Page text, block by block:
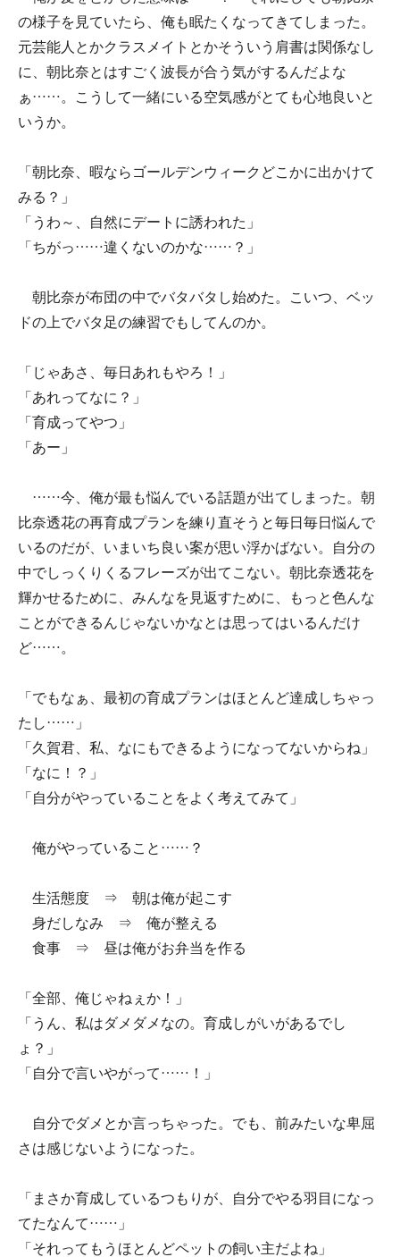
の様子を見ていたら、俺も眠たくなってきてしまった。
元芸能人とかクラスメイトとかそういう肩書は関係なし
に、朝比奈とはすごく波長が合う気がするんだよな
ぁ……。こうして一緒にいる空気感がとても心地良いと
いうか。
「朝比奈、暇ならゴールデンウィークどこかに出かけて
みる？」
「うわ～、自然にデートに誘われた」
「ちがっ……違くないのかな……？」
朝比奈が布団の中でバタバタし始めた。こいつ、ベッ
ドの上でバタ足の練習でもしてんのか。
「じゃあさ、毎日あれもやろ！」
「あれってなに？」
「育成ってやつ」
「あー」
……今、俺が最も悩んでいる話題が出てしまった。朝
比奈透花の再育成プランを練り直そうと毎日毎日悩んで
いるのだが、いまいち良い案が思い浮かばない。自分の
中でしっくりくるフレーズが出てこない。朝比奈透花を
輝かせるために、みんなを見返すために、もっと色んな
ことができるんじゃないかなとは思ってはいるんだけ
ど……。
「でもなぁ、最初の育成プランはほとんど達成しちゃっ
たし……」
「久賀君、私、なにもできるようになってないからね」
「なに！？」
「自分がやっていることをよく考えてみて」
俺がやっていること……？
生活態度 ⇒ 朝は俺が起こす
身だしなみ ⇒ 俺が整える
食事 ⇒ 昼は俺がお弁当を作る
「全部、俺じゃねぇか！」
「うん、私はダメダメなの。育成しがいがあるでし
ょ？」
「自分で言いやがって……！」
自分でダメとか言っちゃった。でも、前みたいな卑屈
さは感じないようになった。
「まさか育成しているつもりが、自分でやる羽目になっ
てたなんて……」
「それってもうほとんどペットの飼い主だよね」